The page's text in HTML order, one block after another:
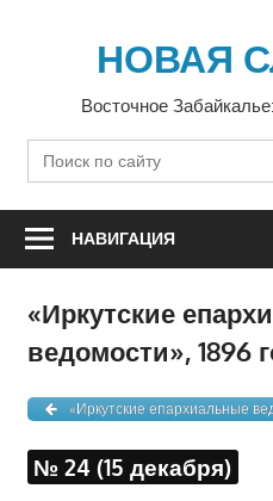
содержимомуНОВАЯ
Восточное
Search
for:
НАВИГАЦИЯ
«Иркутские
ведомости», 1896
«Иркутские епархиальные
№ 24 (15 декабря)